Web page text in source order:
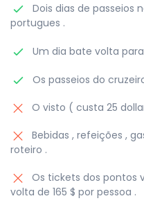
Dois dias de passeios
portugues .
Um dia bate volta
Os passeios do
O visto ( custa 25
Bebidas , refeições ,
roteiro .
Os tickets dos pontos
volta de 165 $ por pessoa .